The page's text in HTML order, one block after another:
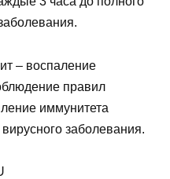
– воспаление
правил
иммунитета
вирусного заболевания.